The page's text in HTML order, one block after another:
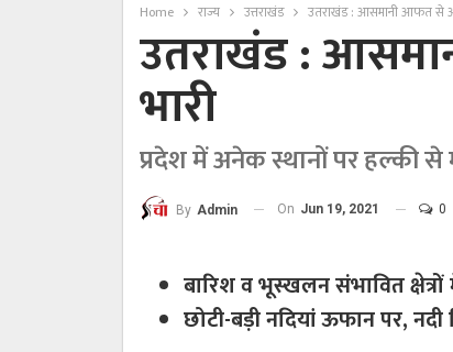
Home राज्य उत्तराखंड उतराखंड : आसमानी आफत से
उतराखंड :
भारी
प्रदेश में अनेक स्थानों पर हल्की से
By Admin On Jun 19, 2021 0
बारिश व भूस्खलन संभावित
छोटी-बड़ी नदियां ऊफान पर,